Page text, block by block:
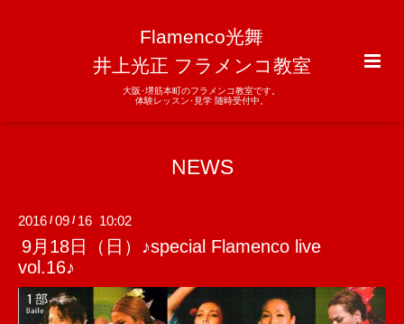
Flamenco光舞
井上光正 フラメンコ教室
大阪･堺筋本町のフラメンコ教室です。
体験レッスン･見学 随時受付中。
NEWS
2016 /09 / 16 10:02
9月18日（日）♪special Flamenco live
vol.16♪